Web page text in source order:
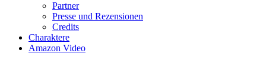
Partner
Presse und Rezensionen
Credits
Charaktere
Amazon Video